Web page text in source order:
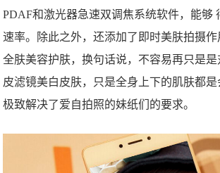
PDAF和激光器急速双调焦系统软件，能够
速率。除此之外，还添加了即时美肤拍摄
全肤美容护肤，换句话说，不容易再只是
皮滤镜美白皮肤，只是全身上下的肌肤都是
极致解决了爱自拍照的妹纸们的要求。